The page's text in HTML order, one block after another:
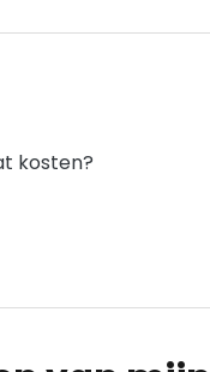
kosten?